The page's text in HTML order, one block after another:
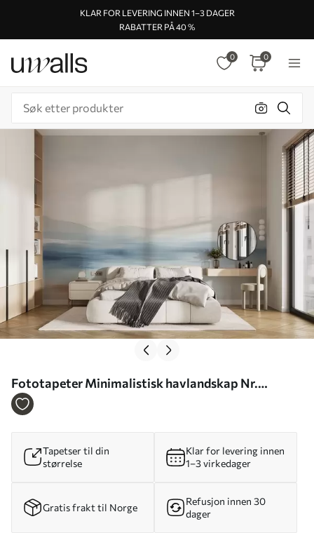
KLAR FOR LEVERING INNEN 1–3 DAGER
RABATTER PÅ 40 %
0 0
Fototapeter Minimalistisk havlandskap Nr.
w02409
Tapetser til din
størrelse
Klar for levering innen
1–3 virkedager
Gratis frakt til Norge
Refusjon innen 30
dager